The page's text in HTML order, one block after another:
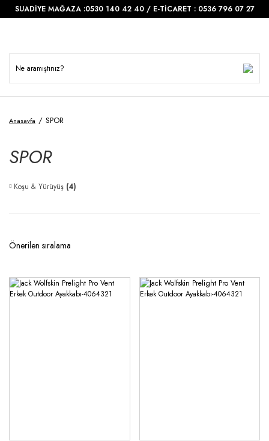
SUADİYE MAĞAZA :0530 140 42 40 / E-TİCARET : 0536 796 07 27
Anasayfa SPOR
SPOR
Koşu & Yürüyüş (4)